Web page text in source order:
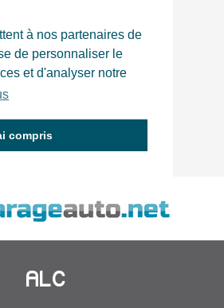
à nos partenaires de
de personnaliser le
et d'analyser notre
compris
ALC